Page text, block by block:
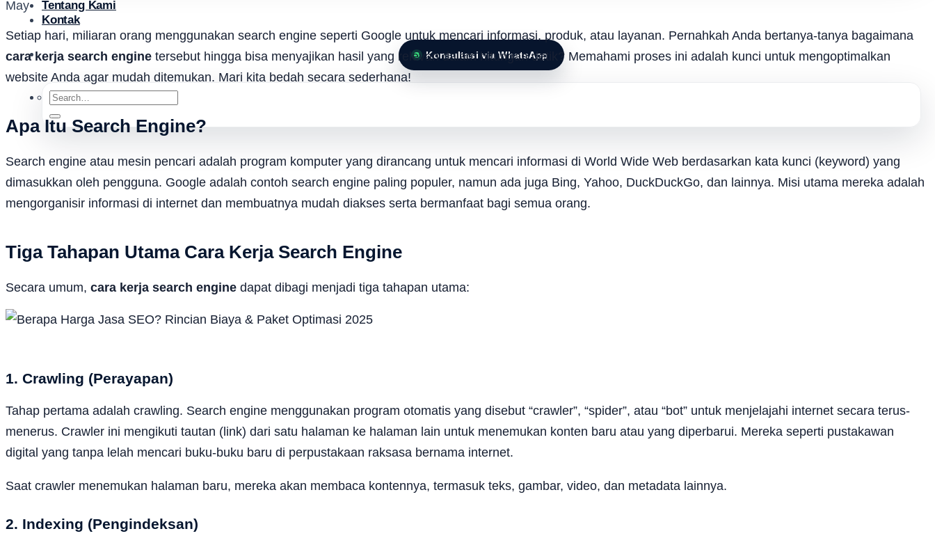
Tentang Kami
Kontak
Konsultasi via WhatsApp
Search
for:
May
Setiap hari, miliaran orang menggunakan search engine seperti Google untuk mencari informasi, produk, atau layanan. Pernahkah Anda bertanya-tanya bagaimana
cara kerja search engine tersebut hingga bisa menyajikan hasil yang relevan dalam hitungan detik? Memahami proses ini adalah kunci untuk mengoptimalkan
website Anda agar mudah ditemukan. Mari kita bedah secara sederhana!
Apa Itu Search Engine?
Search engine atau mesin pencari adalah program komputer yang dirancang untuk mencari informasi di World Wide Web berdasarkan kata kunci (keyword) yang
dimasukkan oleh pengguna. Google adalah contoh search engine paling populer, namun ada juga Bing, Yahoo, DuckDuckGo, dan lainnya. Misi utama mereka adalah
mengorganisir informasi di internet dan membuatnya mudah diakses serta bermanfaat bagi semua orang.
Tiga Tahapan Utama Cara Kerja Search Engine
Secara umum, cara kerja search engine dapat dibagi menjadi tiga tahapan utama:
1. Crawling (Perayapan)
Tahap pertama adalah crawling. Search engine menggunakan program otomatis yang disebut “crawler”, “spider”, atau “bot” untuk menjelajahi internet secara terus-
menerus. Crawler ini mengikuti tautan (link) dari satu halaman ke halaman lain untuk menemukan konten baru atau yang diperbarui. Mereka seperti pustakawan
digital yang tanpa lelah mencari buku-buku baru di perpustakaan raksasa bernama internet.
Saat crawler menemukan halaman baru, mereka akan membaca kontennya, termasuk teks, gambar, video, dan metadata lainnya.
2. Indexing (Pengindeksan)